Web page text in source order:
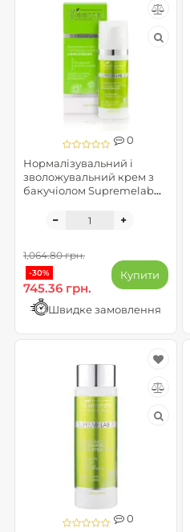
0
Нормалізувальний і
зволожувальний крем з
бакучіолом Supremelab
1,064.80 грн.
-30%
745.36 грн.
Купити
Швидке замовлення
0